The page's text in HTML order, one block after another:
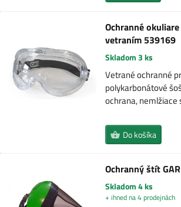
Ochranné okuliare
vetraním 539169
Skladom 3 ks
Vetrané ochranné
polykarbonátové
ochrana, nemlžiace
Do košíka
Ochranný štít
Skladom 4 ks
+ ihned na 4 prodejnách